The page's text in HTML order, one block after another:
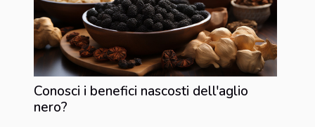
Conosci i benefici nascosti dell'aglio
nero?